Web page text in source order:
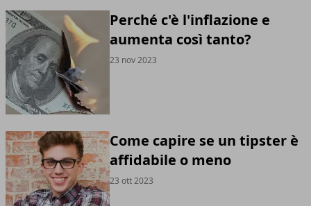
Perché c'è l'inflazione e
aumenta così tanto?
23 nov 2023
Come capire se un tipster è
affidabile o meno
23 ott 2023